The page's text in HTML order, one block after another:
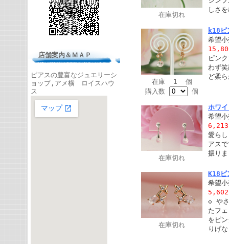
店舗案内＆ＭＡＰ
ピアスの豊富なジュエリーシ
ョップ,アメ横 ロイスハウ
ス
在庫切れ
しさ
在庫 1 個
購入数
個
k18
希望
ピン
わず
ど柔
在庫切れ
ホワ
希望
愛ら
アス
振り
在庫切れ
K18
希望
◇ やさ
たフ
をピ
りげ